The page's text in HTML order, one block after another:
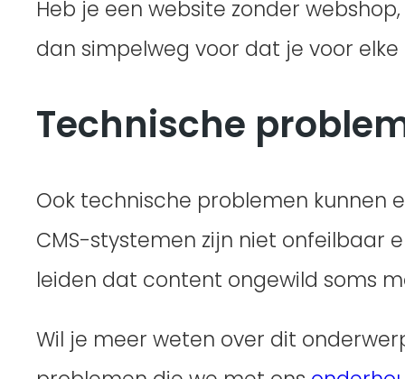
Heb je een website zonder
dan simpelweg voor dat je voor
Technische
Ook technische problemen kunnen
CMS-stystemen zijn niet onfeilbaar
leiden dat content ongewild soms
Wil je meer weten over dit